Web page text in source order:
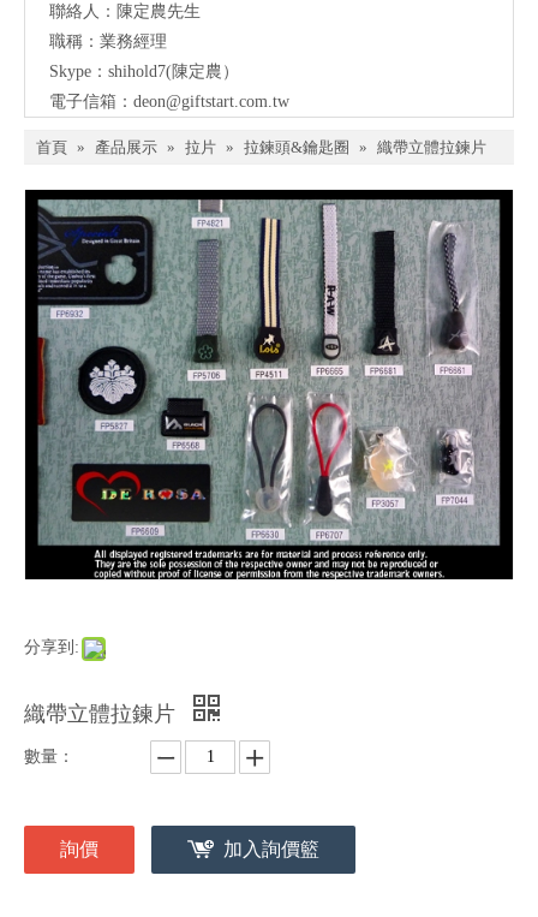
聯絡人：陳定農先生
職稱：業務經理
Skype：shihold7(陳定農）
電子信箱： deon@giftstart.com.tw
首頁 » 產品展示 » 拉片 » 拉鍊頭&鑰匙圈 » 織帶立體拉鍊片
分享到:
織帶立體拉鍊片
數量：
詢價 加入詢價籃